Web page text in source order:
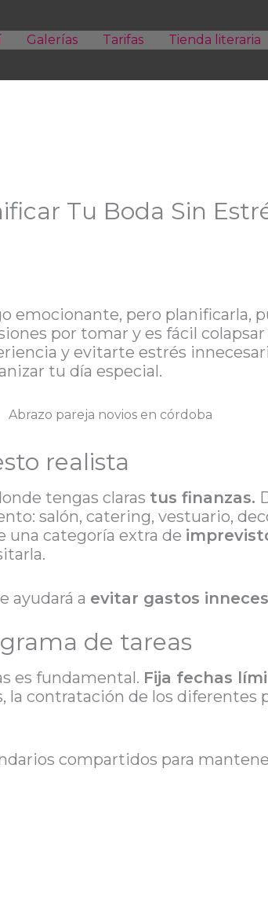
Galerías Tarifas Tienda literaria
Tu Boda Sin
emocionante, pero planificarla,
por tomar y es fácil colapsar
y evitarte estrés
tu día especial.
realista
tengas claras tus finanzas.
salón, catering, vestuario,
una categoría extra de
ayudará a evitar gastos
de tareas
es fundamental. Fija fechas
la contratación de los diferentes
compartidos para